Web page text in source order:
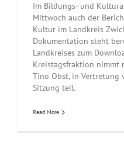
Im Bildungs- und
Mittwoch auch der
Kultur im Landkreis
Dokumentation steht
Landkreises zum
Kreistagsfraktion nimmt
Tino Obst, in Vertretung
Sitzung teil.
Read More